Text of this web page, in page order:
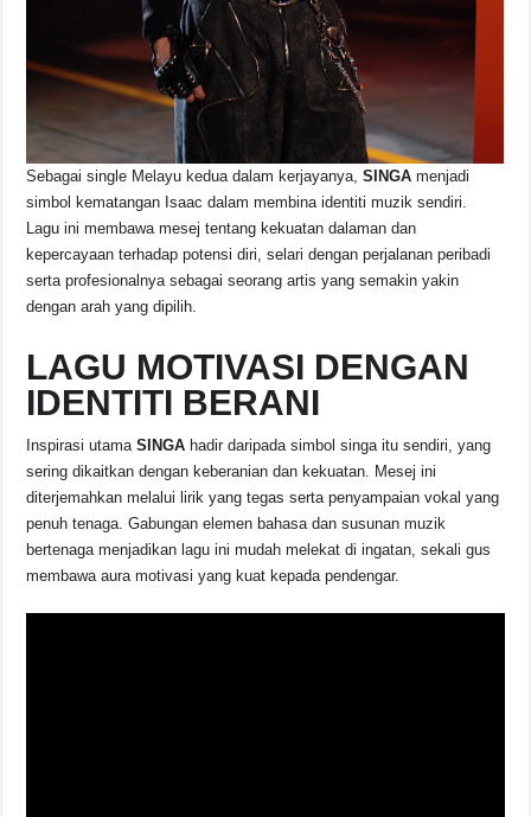
Sebagai single Melayu kedua dalam kerjayanya,SINGA menjadi
simbol kematangan Isaac dalam membina identiti muzik sendiri.
Lagu ini membawa mesej tentang kekuatan dalaman dan
kepercayaan terhadap potensi diri, selari dengan perjalanan peribadi
serta profesionalnya sebagai seorang artis yang semakin yakin
dengan arah yang dipilih.
LAGU MOTIVASI DENGAN
IDENTITI BERANI
Inspirasi utamaSINGA hadir daripada simbol singa itu sendiri, yang
sering dikaitkan dengan keberanian dan kekuatan. Mesej ini
diterjemahkan melalui lirik yang tegas serta penyampaian vokal yang
penuh tenaga. Gabungan elemen bahasa dan susunan muzik
bertenaga menjadikan lagu ini mudah melekat di ingatan, sekali gus
membawa aura motivasi yang kuat kepada pendengar.